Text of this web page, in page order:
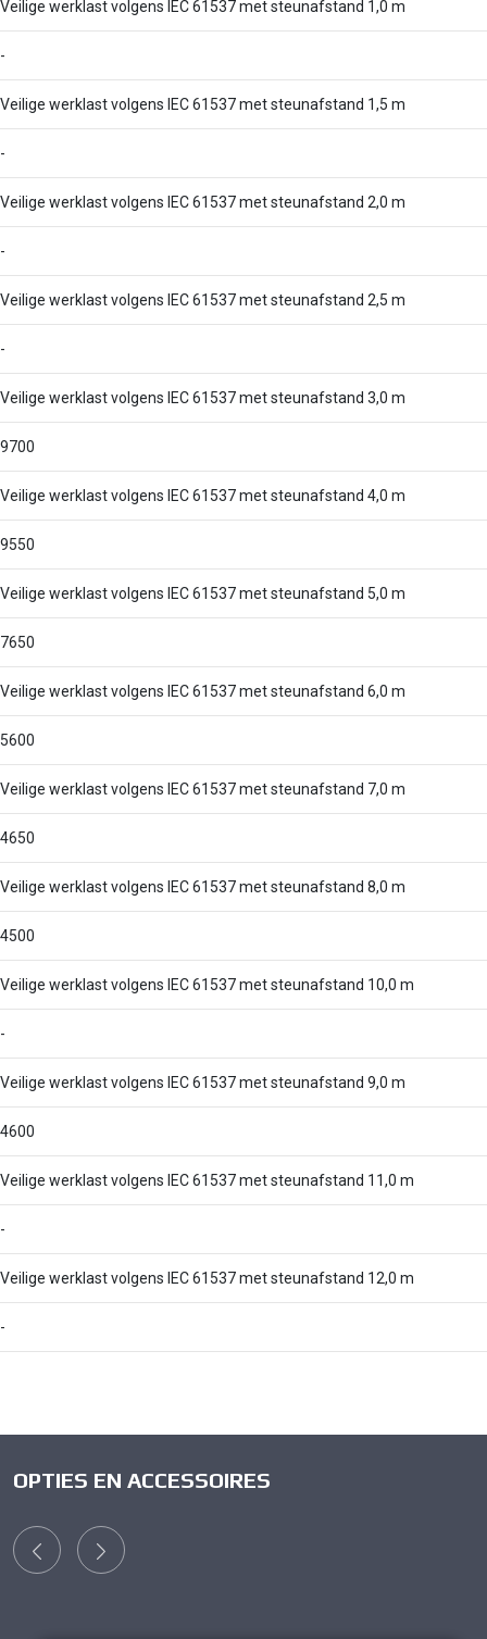
Veilige werklast volgens IEC 61537 met steunafstand 1,0 m
-
Veilige werklast volgens IEC 61537 met steunafstand 1,5 m
-
Veilige werklast volgens IEC 61537 met steunafstand 2,0 m
-
Veilige werklast volgens IEC 61537 met steunafstand 2,5 m
-
Veilige werklast volgens IEC 61537 met steunafstand 3,0 m
9700
Veilige werklast volgens IEC 61537 met steunafstand 4,0 m
9550
Veilige werklast volgens IEC 61537 met steunafstand 5,0 m
7650
Veilige werklast volgens IEC 61537 met steunafstand 6,0 m
5600
Veilige werklast volgens IEC 61537 met steunafstand 7,0 m
4650
Veilige werklast volgens IEC 61537 met steunafstand 8,0 m
4500
Veilige werklast volgens IEC 61537 met steunafstand 10,0 m
-
Veilige werklast volgens IEC 61537 met steunafstand 9,0 m
4600
Veilige werklast volgens IEC 61537 met steunafstand 11,0 m
-
Veilige werklast volgens IEC 61537 met steunafstand 12,0 m
-
OPTIES EN ACCESSOIRES